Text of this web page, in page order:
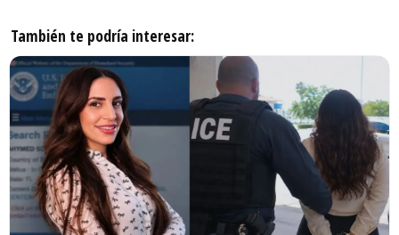
También te podría interesar: